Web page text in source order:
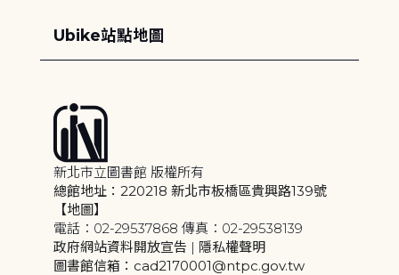
Ubike站點地圖
新北市立圖書館 版權所有
總館地址：220218 新北市板橋區貴興路139號
【地圖】
電話：02-29537868 傳真：02-29538139
政府網站資料開放宣告 | 隱私權聲明
圖書館信箱：cad2170001@ntpc.gov.tw